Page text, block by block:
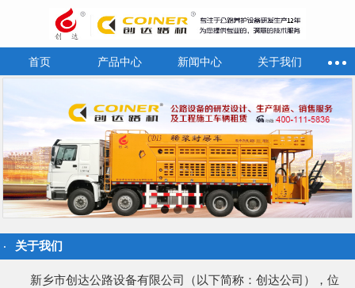
首页 产品中心 新闻中心 关于我们
关于我们
新乡市创达公路设备有限公司（以下简称：创达公司），位